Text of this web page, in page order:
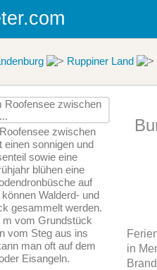
Ruppiner Land
zwischen
einen sonnigen und
sowie eine
blühen eine
auf
Walderd- und
gesammelt werden.
m vom Grundstück
vom Steg aus ins
man oft auf dem
Eisangeln.
in